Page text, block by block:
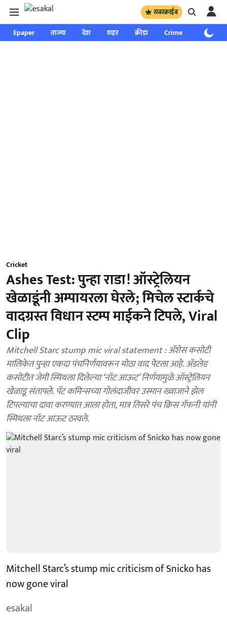
सबस्क्राईब
Epaper ताज्या देश शहर क्रीडा Crime साप्ताहिक
Cricket
Ashes Test: पुन्हा राडा! ऑस्ट्रेलियन
खेळाडूंनी अम्पायरला घेरले; मिचेल स्टार्कचे
वादग्रस्त विधान स्टम्प माईकने टिपले, Viral
Clip
Mitchell Starc stump mic viral statement : ॲशेस कसोटी
मालिकेत पुन्हा एकदा पंचनिर्णयावरून मोठा वाद पेटला आहे. अ‍ॅडलेड
कसोटीत जेमी स्मिथला दिलेल्या ‘नॉट आऊट’ निर्णयामुळे ऑस्ट्रेलियन
खेळाडू संतापले. पॅट कमिन्सच्या गोलंदाजीवर उस्मान ख्वाजाने झेल
टिपल्याचा दावा करण्यात आला होता, मात्र तिसरे पंच क्रिस गॅफनी यांनी
स्मिथला नॉट आऊट ठरवले.
Mitchell Starc’s stump mic criticism of Snicko has
now gone viral
esakal